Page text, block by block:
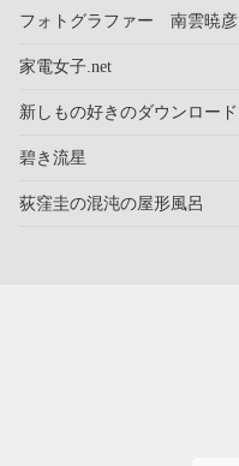
フォトグラファー 南雲暁彦
家電女子.net
新しもの好きのダウンロード
碧き流星
荻窪圭の混沌の屋形風呂